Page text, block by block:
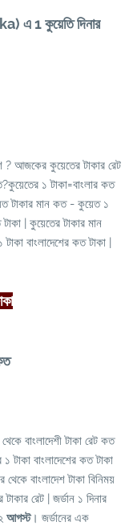
এ 1 কুয়েতি দিনার
? আজকের কুয়েতের টাকার রেট
১ টাকা=বাংলার কত
টাকার মান কত - কুয়েত ১
| কুয়েতের টাকার মান
বাংলাদেশের কত টাকা |
বাংলাদেশী টাকা রেট কত
টাকা বাংলাদেশের কত টাকা
থেকে বাংলাদেশ টাকা বিনিময়
রেট | জর্ডান ১ দিনার
আগস্ট। জর্ডানের এক